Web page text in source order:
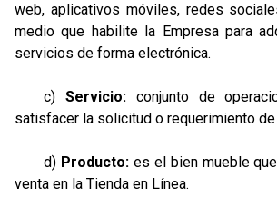
web, aplicativos móviles, redes
medio que habilite la Empresa para
servicios de forma electrónica.
c) Servicio:conjunto de
satisfacer la solicitud o requerimiento de
d) Producto:es el bien mueble
venta en la Tienda en Línea.